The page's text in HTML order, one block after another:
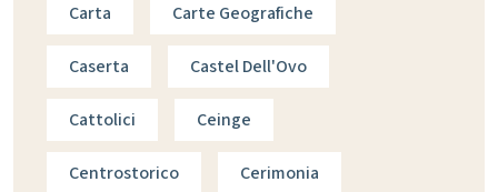
Carta Carte Geografiche
Caserta Castel Dell'Ovo
Cattolici Ceinge
Centrostorico Cerimonia